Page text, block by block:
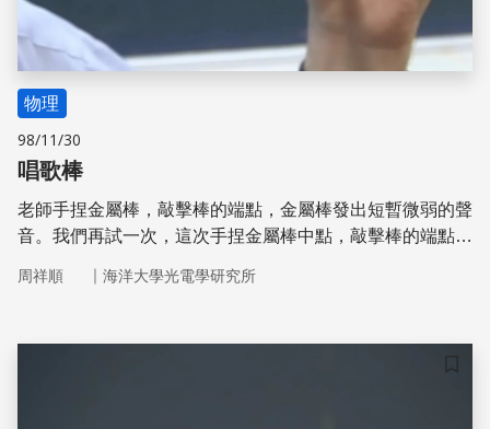
物理
98/11/30
唱歌棒
老師手捏金屬棒，敲擊棒的端點，金屬棒發出短暫微弱的聲
音。我們再試一次，這次手捏金屬棒中點，敲擊棒的端點，
關。我們在「龍洗」單元已詳細介紹過共振原理。每一個物
體會大幅振動，這種現象稱為共振。 金屬棒的自然頻率與
長度有關，愈短的金屬棒自然頻率愈高。如果老師手捏金屬
周祥順 ｜ 海洋大學光電學研究所
儲存